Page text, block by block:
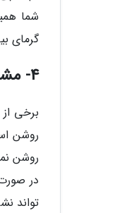
شما
گرمای
4- مشکل نمایشگر لپ تاپ
برخی
روشن
روشن
در
تواند